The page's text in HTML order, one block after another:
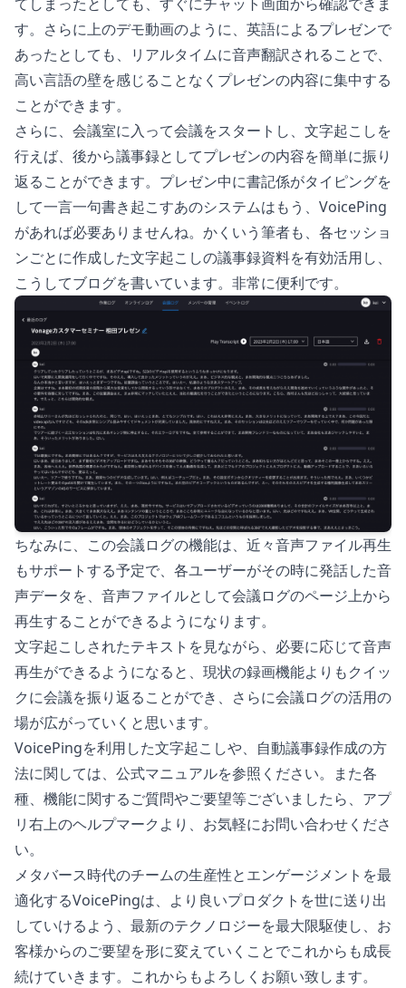
てしまったとしても、すぐにチャット画面から確認できま
す。さらに上のデモ動画のように、英語によるプレゼンで
あったとしても、リアルタイムに音声翻訳されることで、
高い言語の壁を感じることなくプレゼンの内容に集中する
ことができます。
さらに、会議室に入って会議をスタートし、文字起こしを
行えば、後から議事録としてプレゼンの内容を簡単に振り
返ることができます。プレゼン中に書記係がタイピングを
して一言一句書き起こすあのシステムはもう、VoicePing
があれば必要ありませんね。かくいう筆者も、各セッショ
ンごとに作成した文字起こしの議事録資料を有効活用し、
こうしてブログを書いています。非常に便利です。
ちなみに、この会議ログの機能は、近々音声ファイル再生
もサポートする予定で、各ユーザーがその時に発話した音
声データを、音声ファイルとして会議ログのページ上から
再生することができるようになります。
文字起こしされたテキストを見ながら、必要に応じて音声
再生ができるようになると、現状の録画機能よりもクイッ
クに会議を振り返ることができ、さらに会議ログの活用の
場が広がっていくと思います。
VoicePingを利用した文字起こしや、自動議事録作成の方
法に関しては、公式マニュアルを参照ください。また各
種、機能に関するご質問やご要望等ございましたら、アプ
リ右上のヘルプマークより、お気軽にお問い合わせくださ
い。
メタバース時代のチームの生産性とエンゲージメントを最
適化するVoicePingは、より良いプロダクトを世に送り出
していけるよう、最新のテクノロジーを最大限駆使し、お
客様からのご要望を形に変えていくことでこれからも成長
続けていきます。これからもよろしくお願い致します。